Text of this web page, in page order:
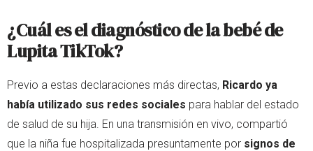
¿Cuál es el diagnóstico de la bebé de
Lupita TikTok?
Previo a estas declaraciones más directas, Ricardo ya
había utilizado sus redes sociales para hablar del estado
de salud de su hija. En una transmisión en vivo, compartió
que la niña fue hospitalizada presuntamente por signos de